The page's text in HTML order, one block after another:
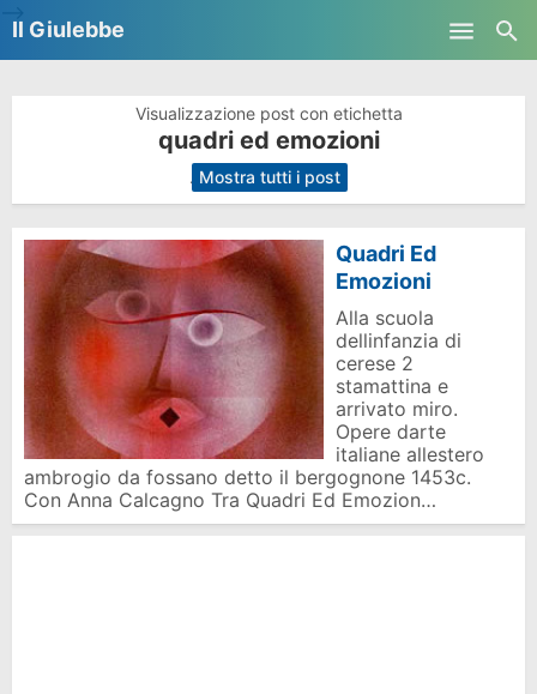
Il Giulebbe
Visualizzazione post con etichetta
quadri ed emozioni
. Mostra tutti i post
Quadri Ed
Emozioni
Alla scuola
dellinfanzia di
cerese 2
stamattina e
arrivato miro.
Opere darte
italiane allestero
ambrogio da fossano detto il bergognone 1453c.
Con Anna Calcagno Tra Quadri Ed Emozion…